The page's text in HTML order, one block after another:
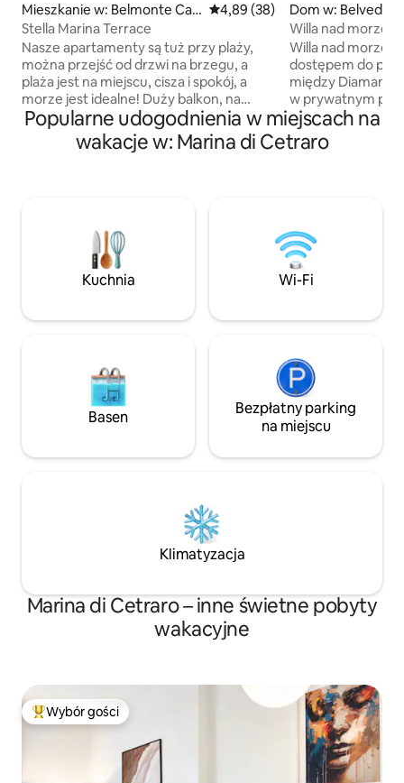
Mieszkanie w: Belmonte Cala
bro
Średnia ocena: 4,89 na 5,
4,89 (38)
Stella Marina Terrace
Nasze apartamenty są tuż przy plaży,
można przejść od drzwi na brzegu, a
plaża jest na miejscu, cisza i spokój, a
morze jest idealne! Duży balkon, na
którym można zjeść śniadanie, kolację
lub po prostu poczytać książkę z
widokiem na morze. Klimatyzacja, Wi-Fi,
łodzi do zwiedzania naszych wybrzeży,
park rowerowy do przejażdżki po
naszych wzgórzach, wakacje, których
nigdy nie zapomnisz!
Dom w:
Willa nad
dostępem do
Willa nad
dostępem do
między Diamante
w prywatnym
Zodiaco”.
poziomach: na
z pralką, kuchnia i
do spożywania
powietrzu ze
bujanym
do zejścia na plażę
Popularne udogodnienia w miejscach na
wakacje w: Marina di Cetraro
Kuchnia Wi-Fi
Basen
Bezpłatny parking
na miejscu
Klimatyzacja
Marina di Cetraro – inne świetne pobyty
wakacyjne
Najpopularniejsze z kategorii Wybór gości
Wybór gości